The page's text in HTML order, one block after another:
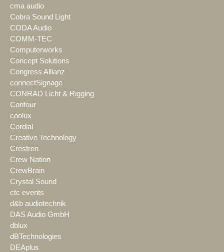
cma audio
Cobra Sound Light
CODA Audio
COMM-TEC
Computerworks
Concept Solutions
Congress Allianz
connectSignage
CONRAD Licht & Rigging
Contour
coolux
Cordial
Creative Technology
Crestron
Crew Nation
CrewBrain
Crystal Sound
ctc events
d&b audiotechnik
DAS Audio GmbH
dblux
dBTechnologies
DEAplus